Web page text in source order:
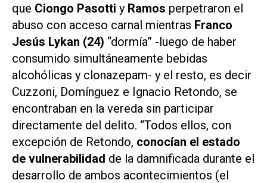
que Ciongo Pasotti y Ramos perpetraron el
abuso con acceso carnal mientras Franco
Jesús Lykan (24) “dormía” -luego de haber
consumido simultáneamente bebidas
alcohólicas y clonazepam- y el resto, es decir
Cuzzoni, Domínguez e Ignacio Retondo, se
encontraban en la vereda sin participar
directamente del delito. “Todos ellos, con
excepción de Retondo, conocían el estado
de vulnerabilidad de la damnificada durante el
desarrollo de ambos acontecimientos (el